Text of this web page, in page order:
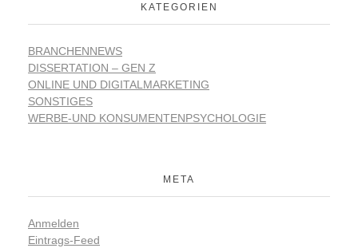
KATEGORIEN
BRANCHENNEWS
DISSERTATION – GEN Z
ONLINE UND DIGITALMARKETING
SONSTIGES
WERBE-UND KONSUMENTENPSYCHOLOGIE
META
Anmelden
Eintrags-Feed